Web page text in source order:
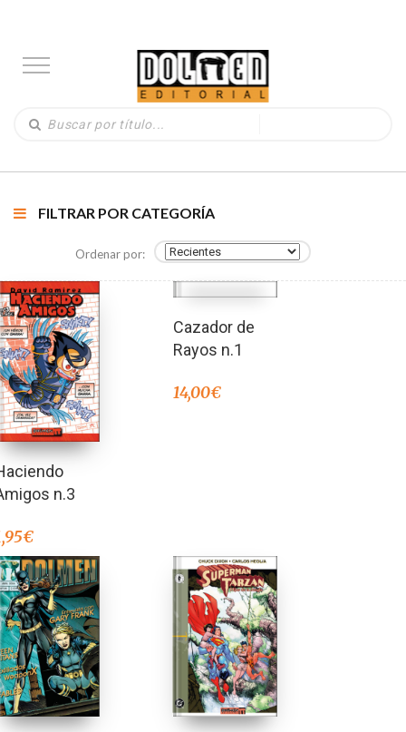
FILTRAR POR CATEGORÍA
Ordenar por:
n.3
€
Cazador de
Rayos n.1
14,00€